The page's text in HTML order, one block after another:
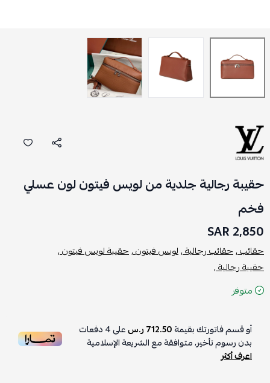
حقيبة رجالية جلدية من لويس فيتون لون عسلي
فخم
2,850 SAR
حقائب ,حقائب رجالية ,لويس فيتون ,حقيبة لويس فيتون ,
حقيبة رجالية ,
متوفر
أو قسم فاتورتك بقيمة712.50 ر.س على4دفعات
بدون رسوم تأخير، متوافقة مع الشريعة الإسلامية
اعرف أكثر